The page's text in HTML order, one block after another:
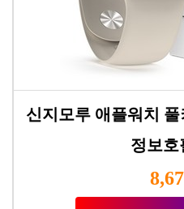
신지모루 애플워치
정보호